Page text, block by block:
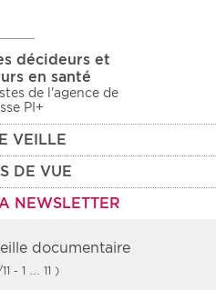
décideurs et
en santé
de l'agence de
PI+
VEILLE
DE VUE
NEWSLETTER
documentaire
11 - 1 … 11 )